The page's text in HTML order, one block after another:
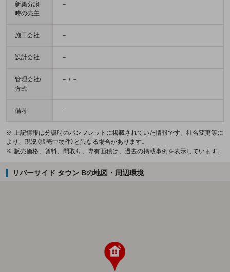
新築分譲
時の売主
－
施工会社 －
設計会社 －
管理会社/
方式
－ / －
備考 －
※ 上記情報は分譲時のパンフレットに掲載されていた情報です。社名変更等に
より、現況（販売中物件）と異なる場合があります。
※ 販売価格、賃料、間取り、専有面積は、過去の掲載事例を表示しています。
リバーサイド タウン Bの地図・周辺環境